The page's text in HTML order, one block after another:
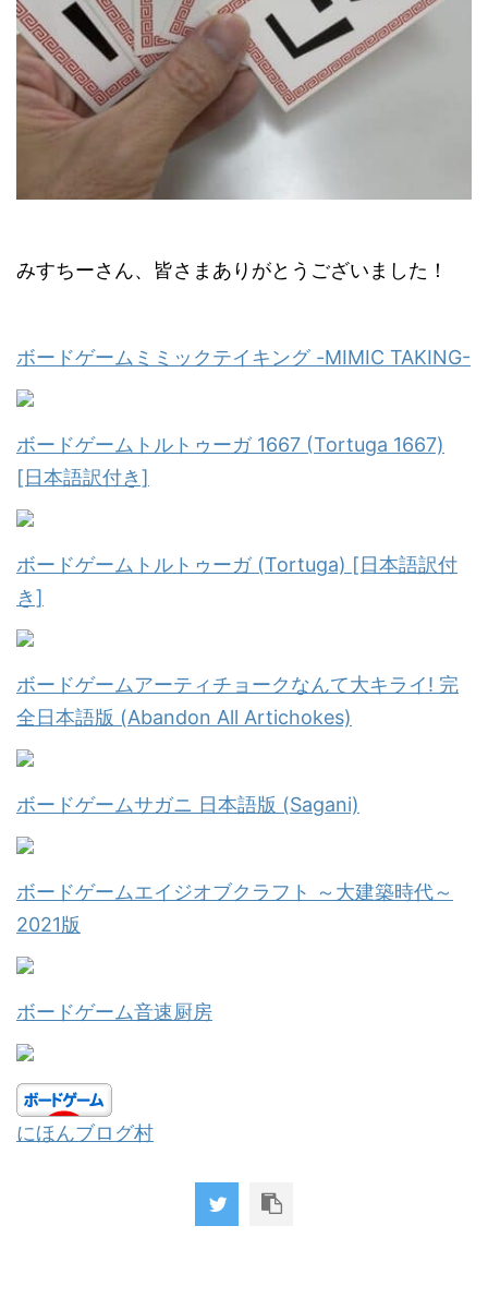
みすちーさん、皆さまありがとうございました！
ボードゲームミミックテイキング -MIMIC TAKING-
ボードゲームトルトゥーガ 1667 (Tortuga 1667)
[日本語訳付き]
ボードゲームトルトゥーガ (Tortuga) [日本語訳付
き]
ボードゲームアーティチョークなんて大キライ! 完
全日本語版 (Abandon All Artichokes)
ボードゲームサガニ 日本語版 (Sagani)
ボードゲームエイジオブクラフト ～大建築時代～
2021版
ボードゲーム音速厨房
にほんブログ村